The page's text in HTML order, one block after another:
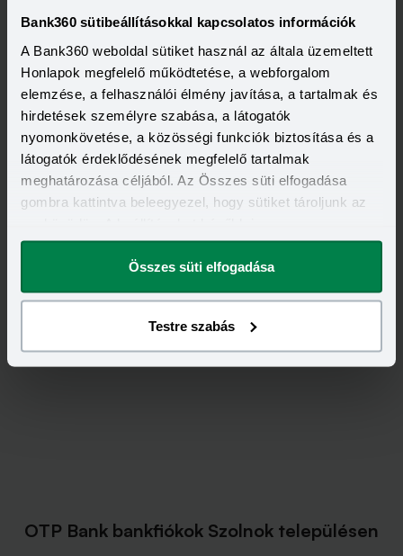
Bank360 sütibeállításokkal kapcsolatos információk
A Bank360 weboldal sütiket használ az általa üzemeltett
Honlapok megfelelő működtetése, a webforgalom
elemzése, a felhasználói élmény javítása, a tartalmak és
hirdetések személyre szabása, a látogatók
nyomonkövetése, a közösségi funkciók biztosítása és a
látogatók érdeklődésének megfelelő tartalmak
meghatározása céljából. Az Összes süti elfogadása
gombra kattintva beleegyezel, hogy sütiket tároljunk az
megváltoztathatod.
Összes süti elfogadása
Testre szabás
THM KAMAT
KEDVEZMÉNY FELTÉTELEI
Minimum életkor:
Minimum munkaviszony:
6 hónap
Minimum jövedelem:
Visszahívást szeretnék
OTP Bank bankfiókok Szolnok településen